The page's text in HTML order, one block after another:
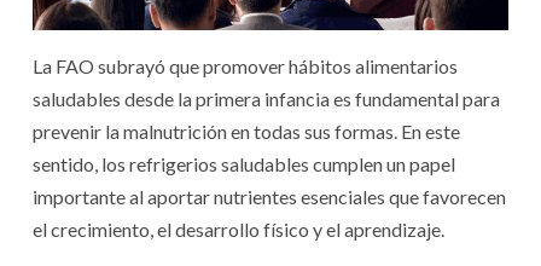
La FAO subrayó que promover hábitos alimentarios
saludables desde la primera infancia es fundamental para
prevenir la malnutrición en todas sus formas. En este
sentido, los refrigerios saludables cumplen un papel
importante al aportar nutrientes esenciales que favorecen
el crecimiento, el desarrollo físico y el aprendizaje.